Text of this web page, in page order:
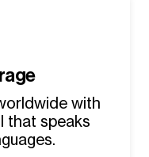
with
that speaks